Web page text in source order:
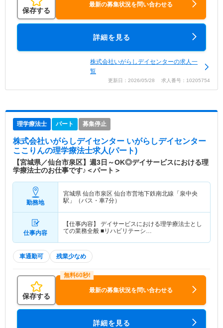
保存する
最新の募集状況を問い合わせる
詳細を見る
株式会社いがらしデイセンターの求人一
覧
更新日：2026/05/28 求人番号：10205754
理学療法士 パート 募集停止
株式会社いがらしデイセンター いがらしデイセンター
ここりんの理学療法士求人(パート)
【宮城県／仙台市泉区】週3日～OK◎デイサービスにおける理
学療法士のお仕事です♪＜パート＞
勤務地
宮城県 仙台市泉区 仙台市営地下鉄南北線「泉中央
駅」（バス・車7分）
仕事内容
【仕事内容】 デイサービスにおける理学療法士とし
ての業務全般 ■リハビリテーシ…
車通勤可 残業少なめ
保存する
最新の募集状況を問い合わせる
詳細を見る